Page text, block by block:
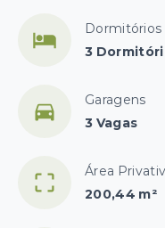
Dormitórios
3
Garagens
3 Vagas
Área
200,44 m²